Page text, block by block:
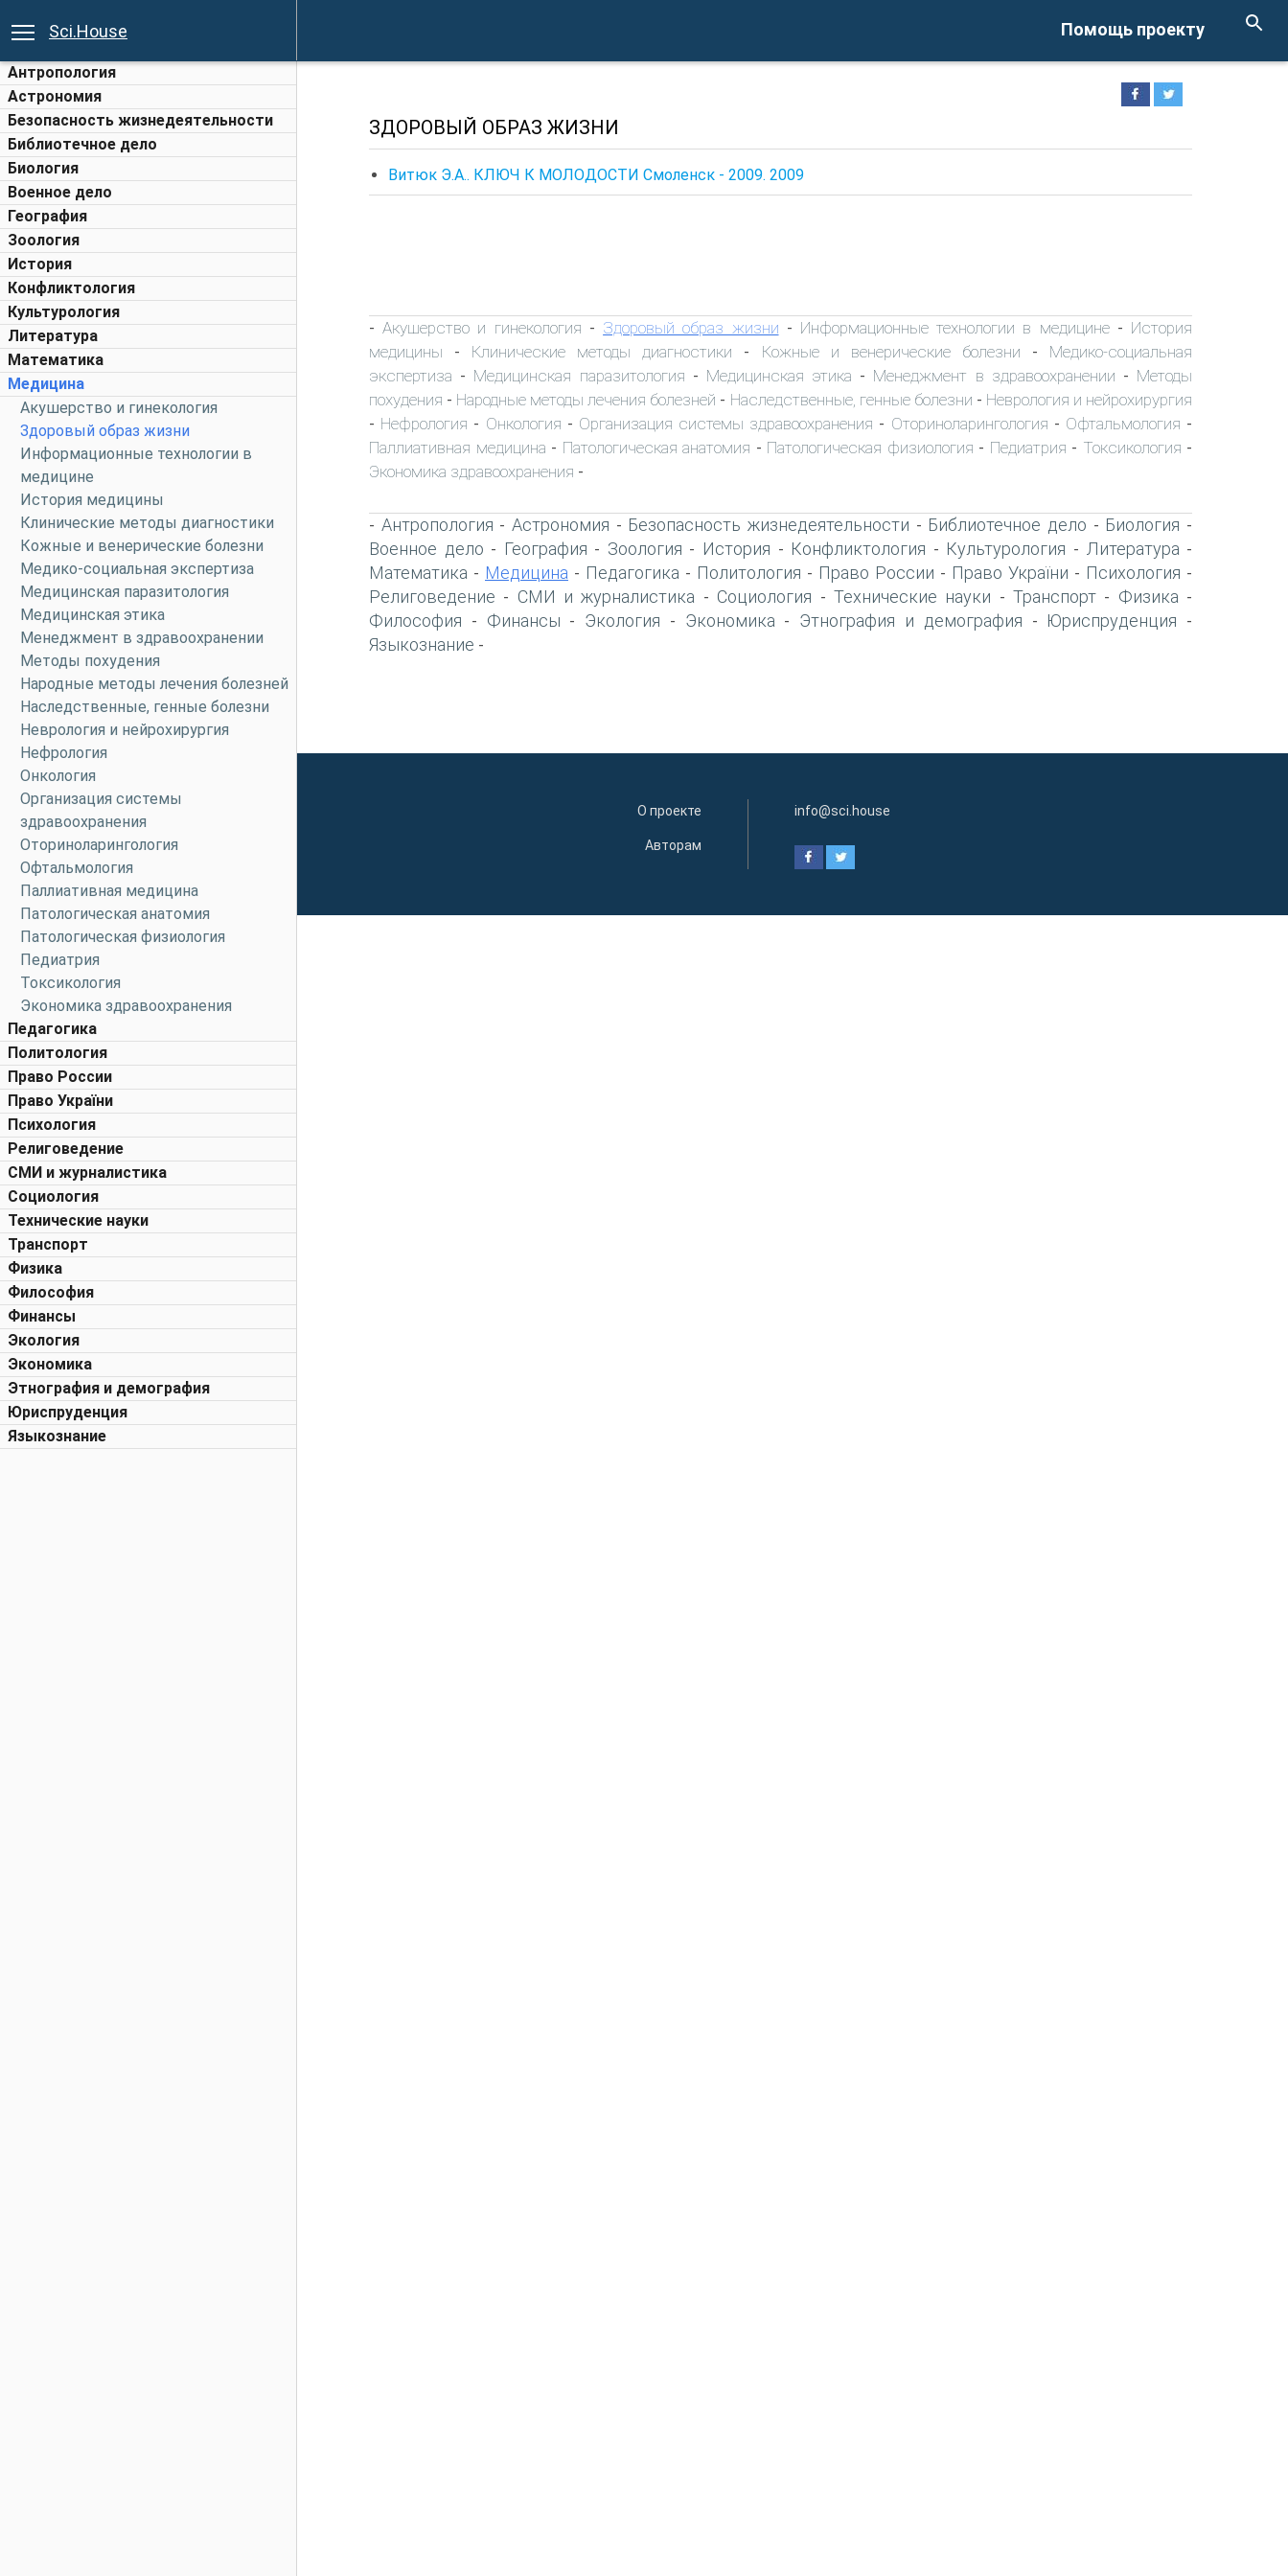
Помощь проекту
Sci.House
Антропология
Астрономия
Безопасность жизнедеятельности
Библиотечное дело
Биология
Военное дело
География
Зоология
История
Конфликтология
Культурология
Литература
Математика
Медицина
Акушерство и гинекология
Здоровый образ жизни
Информационные технологии в
медицине
История медицины
Клинические методы диагностики
Кожные и венерические болезни
Медико-социальная экспертиза
Медицинская паразитология
Медицинская этика
Менеджмент в здравоохранении
Методы похудения
Народные методы лечения болезней
Наследственные, генные болезни
Неврология и нейрохирургия
Нефрология
Онкология
Организация системы
здравоохранения
Оториноларингология
Офтальмология
Паллиативная медицина
Патологическая анатомия
Патологическая физиология
Педиатрия
Токсикология
Экономика здравоохранения
Педагогика
Политология
Право России
Право України
Психология
Религоведение
СМИ и журналистика
Социология
Технические науки
Транспорт
Физика
Философия
Финансы
Экология
Экономика
Этнография и демография
Юриспруденция
Языкознание
ЗДОРОВЫЙ ОБРАЗ ЖИЗНИ
Витюк Э.А.. КЛЮЧ К МОЛОДОСТИ Смоленск - 2009. 2009
-Акушерство и гинекология - Здоровый образ жизни - Информационные технологии в медицине- История
медицины - Клинические методы диагностики - Кожные и венерические болезни - Медико-социальная
экспертиза - Медицинская паразитология - Медицинская этика - Менеджмент в здравоохранении - Методы
похудения - Народные методы лечения болезней - Наследственные, генные болезни - Неврология и нейрохирургия
- Нефрология - Онкология - Организация системы здравоохранения - Оториноларингология - Офтальмология -
Паллиативная медицина - Патологическая анатомия - Патологическая физиология - Педиатрия - Токсикология -
Экономика здравоохранения -
- Антропология -Астрономия - Безопасность жизнедеятельности - Библиотечное дело - Биология -
Военное дело - География - Зоология - История - Конфликтология - Культурология - Литература -
Математика - Медицина - Педагогика - Политология - Право России - Право України - Психология -
Религоведение - СМИ и журналистика - Социология - Технические науки - Транспорт- Физика -
Философия - Финансы - Экология - Экономика - Этнография и демография - Юриспруденция -
Языкознание -
О проекте
Авторам
info@sci.house